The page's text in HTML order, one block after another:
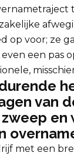
op voor; ze
een pas
van
met een